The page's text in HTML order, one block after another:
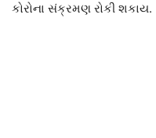
કોરોના સંક્રમણ રોકી શકાય.